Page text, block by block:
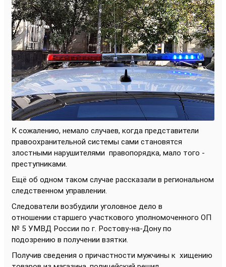
К сожалению, немало случаев, когда представители
правоохранительной системы сами становятся
злостными нарушителями правопорядка, мало того -
преступниками.
Ещё об одном таком случае рассказали в региональном
следственном управлении.
Следователи возбудили уголовное дело в
отношении старшего участкового уполномоченного ОП
№ 5 УМВД России по г. Ростову-на-Дону по
подозрению в получении взятки.
Получив сведения о причастности мужчины к хищению